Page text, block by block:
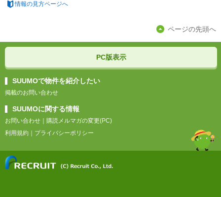
情報の見方ページへ
ページの先頭へ
PC版表示
SUUMOで物件を紹介したい
掲載のお問い合わせ
SUUMOに関する情報
お問い合わせ
購読メルマガの変更(PC)
利用規約
プライバシーポリシー